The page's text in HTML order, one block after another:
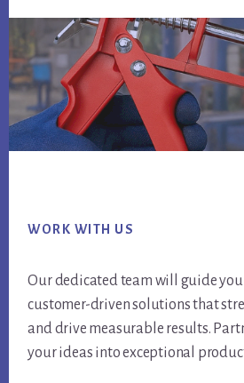
WORK WITH US
Our dedicated team will guide
customer-driven solutions that
and drive measurable results.
your ideas into exceptional